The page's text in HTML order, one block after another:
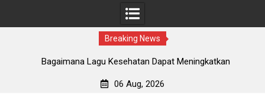
Breaking News
Bagaimana Lagu Kesehatan Dapat Meningkatkan
06 Aug, 2026